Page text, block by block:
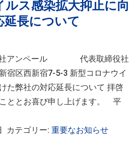
ルス感染拡大抑止に向
延長について
社アンペール 代表取締役社
区西新宿7-5-3 新型コロナウイ
た弊社の対応延長について 拝啓
ととお喜び申し上げます。 平
カテゴリー: 重要なお知らせ